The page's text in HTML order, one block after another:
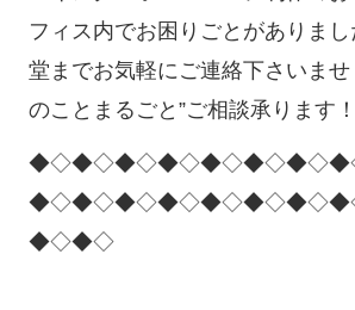
フィス内でお困りごとがありま
堂までお気軽にご連絡下さいませ
のことまるごと”ご相談承ります！
◆◇◆◇